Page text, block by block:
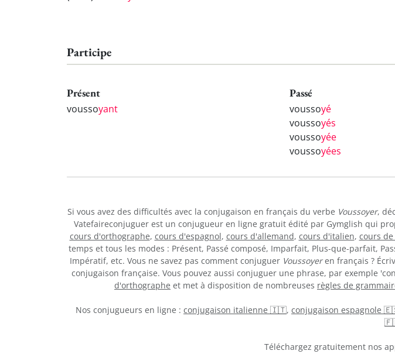
Participe
Présent
voussoyant
Passé
voussoyé
voussoyés
voussoyée
voussoyées
Si vous avez des difficultés avec la conjugaison en français du verbe Voussoyer,
Vatefaireconjuguer est un conjugueur en ligne gratuit édité par Gymglish qui
cours d'orthographe, cours d'espagnol, cours d'allemand, cours d'italien, cours de
temps et tous les modes : Présent, Passé composé, Imparfait, Plus-que-parfait,
Impératif, etc. Vous ne savez pas comment conjuguer Voussoyeren français ?
conjugaison française. Vous pouvez aussi conjuguer une phrase, par exemple
d'orthographe et met à disposition de nombreuses règles de
Nos conjugueurs en ligne : conjugaison italienne 🇮🇹, conjugaison espagnole
Téléchargez gratuitement nos